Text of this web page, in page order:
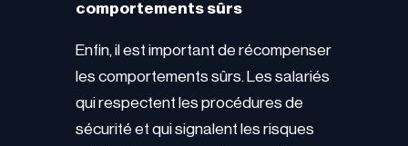
comportements sûrs
Enfin, il est important de récompenser
les comportements sûrs. Les salariés
qui respectent les procédures de
sécurité et qui signalent les risques